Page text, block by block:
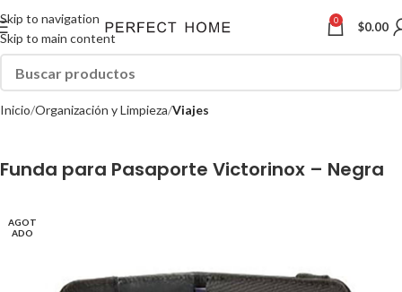
Skip to navigation
Skip to main content
0 $0.00
Inicio Organización y Limpieza Viajes
Funda para Pasaporte Victorinox – Negra
AGOT
ADO